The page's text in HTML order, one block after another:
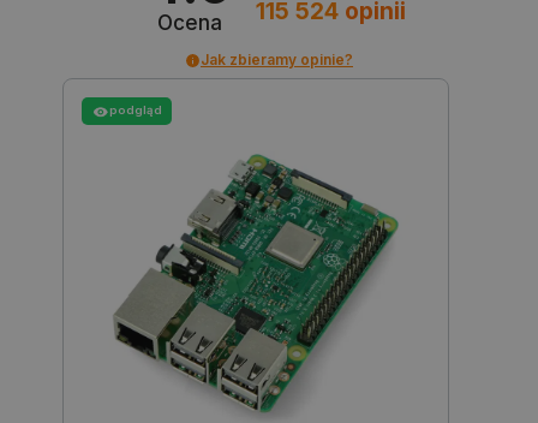
Ocena
115 524 opinii
Jak zbieramy opinie?
podgląd
VISITOR_PRIVACY_METADATA
Polityce prywatności Google